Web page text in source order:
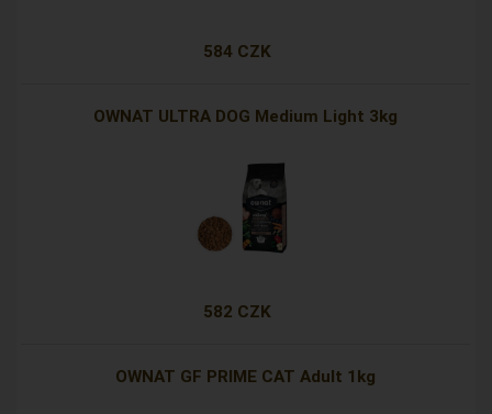
584 CZK
OWNAT ULTRA DOG Medium Light 3kg
582 CZK
OWNAT GF PRIME CAT Adult 1kg